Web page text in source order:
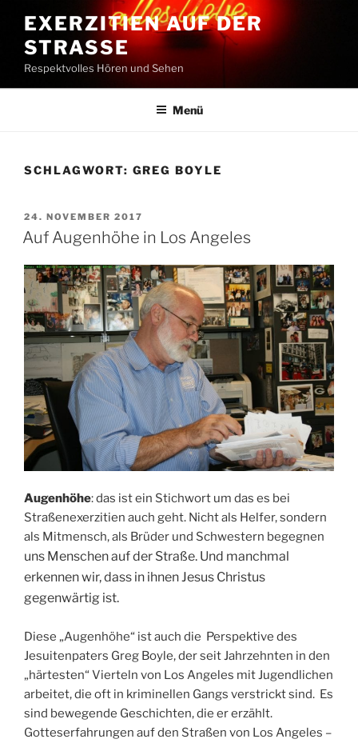
Inhalt
springen
EXERZITIEN AUF DER
STRASSE
Respektvolles Hören und Sehen
Menü
SCHLAGWORT: GREG BOYLE
VERÖFFENTLICHT
AM
24. NOVEMBER 2017
Auf Augenhöhe in Los Angeles
Augenhöhe: das ist ein Stichwort um das es bei
Straßenexerzitien auch geht. Nicht als Helfer, sondern
als Mitmensch, als Brüder und Schwestern begegnen
uns Menschen auf der Straße. Und manchmal
erkennen wir, dass in ihnen Jesus Christus
gegenwärtig ist.
Diese „Augenhöhe“ ist auch die Perspektive des
Jesuitenpaters Greg Boyle, der seit Jahrzehnten in den
„härtesten“ Vierteln von Los Angeles mit Jugendlichen
arbeitet, die oft in kriminellen Gangs verstrickt sind. Es
sind bewegende Geschichten, die er erzählt.
Gotteserfahrungen auf den Straßen von Los Angeles –